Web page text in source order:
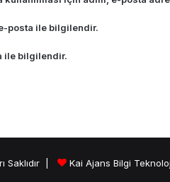
posta ile bilgilendir.
ile bilgilendir.
Saklıdır | Kai Ajans Bilgi